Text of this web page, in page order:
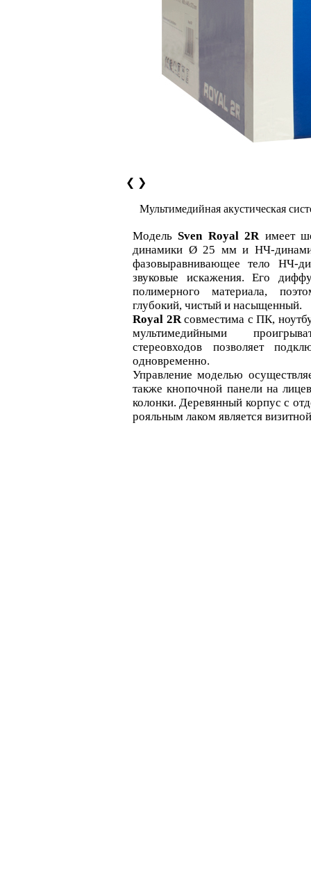
❮ ❯
Мультимедийная акустическая
МодельSven Royal 2Rимеет
динамики Ø 25 мм и НЧ-
фазовыравнивающее тело НЧ-
звуковые искажения. Его
полимерного материала,
глубокий, чистый и насыщенный.
Royal 2Rсовместима с ПК,
мультимедийными
стереовходов позволяет
одновременно.
Управление моделью
также кнопочной панели на
колонки. Деревянный корпус с
рояльным лаком является